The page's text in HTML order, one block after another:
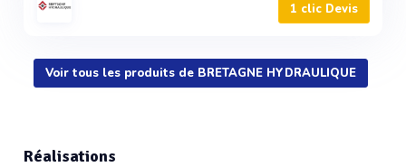
1 clic Devis
Voir tous les produits de BRETAGNE HYDRAULIQUE
Réalisations